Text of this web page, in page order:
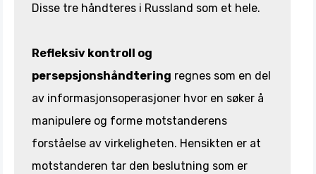
Disse tre håndteres i Russland som et hele.
Refleksiv kontroll og
persepsjonshåndtering regnes som en del
av informasjonsoperasjoner hvor en søker å
manipulere og forme motstanderens
forståelse av virkeligheten. Hensikten er at
motstanderen tar den beslutning som er